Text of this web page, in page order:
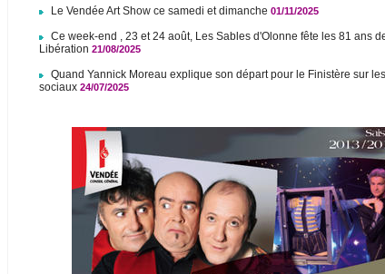
Le Vendée Art Show ce samedi et dimanche 01/11/2025
Ce week-end , 23 et 24 août, Les Sables d'Olonne fête les 81 ans
Libération21/08/2025
Quand Yannick Moreau explique son départ pour le Finistère sur
sociaux 24/07/2025